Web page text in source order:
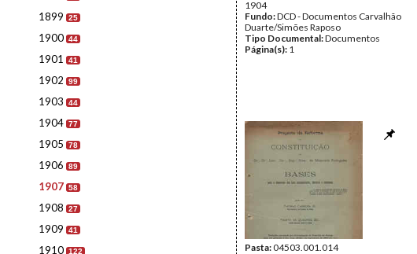
1899 25
1900 44
1901 41
1902 99
1903 44
1904 77
1905 78
1906 89
1907 58
1908 27
1909 41
1910 122
1904
Fundo:DCD - Documentos Carvalhão
Duarte/Simões Raposo
Tipo Documental:Documentos
Página(s): 1
Pasta:04503.001.014